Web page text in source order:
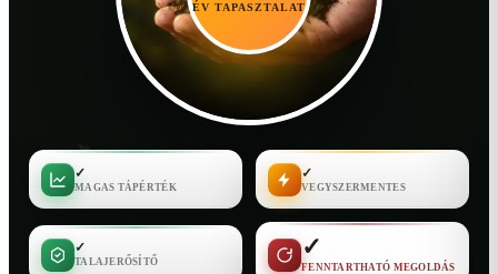
ÉV TAPASZTALAT
✓
MAGAS TÁPÉRTÉK
✓
VEGYSZERMENTES
✓
TALAJERŐSÍTŐ
✓
FENNTARTHATÓ MEGOLDÁS